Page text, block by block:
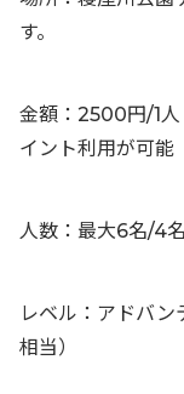
す。
金額：2500円/1
イント利用が可能
人数：最大6名/
レベル：アドバ
相当）